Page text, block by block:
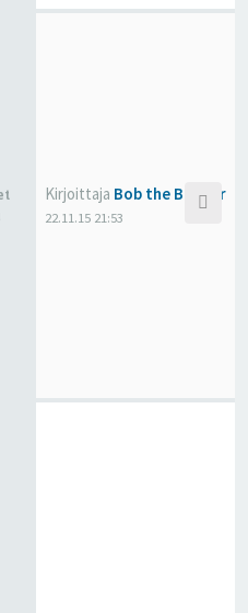
Kirjoittaja Bob the Builder
22.11.15 21:53